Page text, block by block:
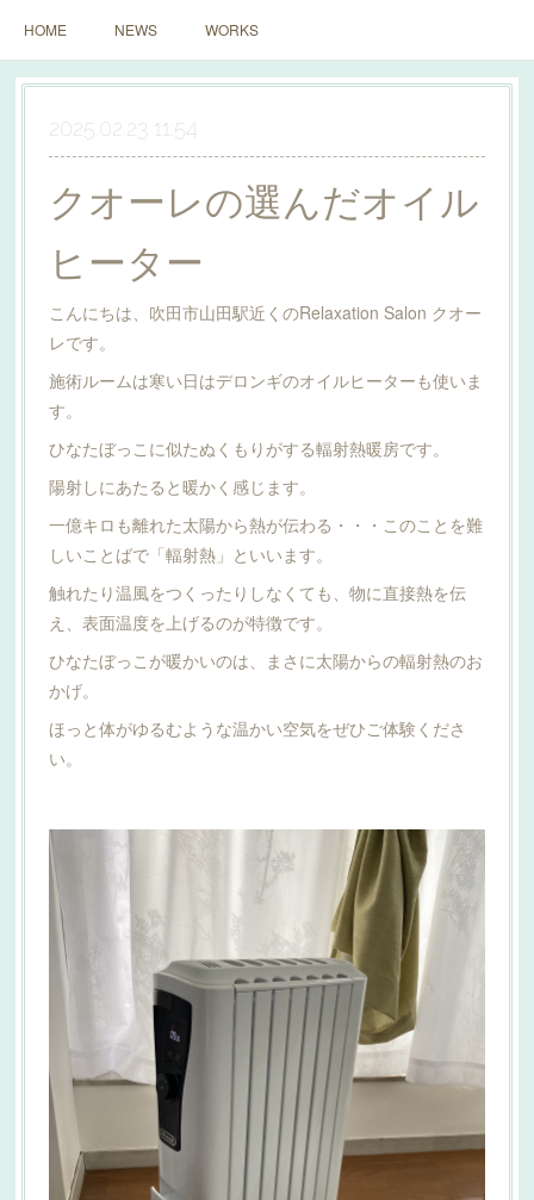
HOME NEWS WORKS
2025.02.23 11:54
クオーレの選んだオイル
ヒーター
こんにちは、吹田市山田駅近くのRelaxation Salon クオー
レです。
施術ルームは寒い日はデロンギのオイルヒーターも使いま
す。
ひなたぼっこに似たぬくもりがする輻射熱暖房です。
陽射しにあたると暖かく感じます。
一億キロも離れた太陽から熱が伝わる・・・このことを難
しいことばで「輻射熱」といいます。
触れたり温風をつくったりしなくても、物に直接熱を伝
え、表面温度を上げるのが特徴です。
ひなたぼっこが暖かいのは、まさに太陽からの輻射熱のお
かげ。
ほっと体がゆるむような温かい空気をぜひご体験くださ
い。